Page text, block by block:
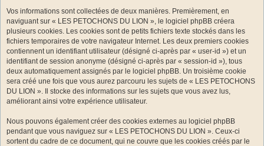
Vos informations sont collectées de deux manières. Premièrement, en
naviguant sur « LES PETOCHONS DU LION », le logiciel phpBB créera
plusieurs cookies. Les cookies sont de petits fichiers texte stockés dans les
fichiers temporaires de votre navigateur Internet. Les deux premiers cookies
contiennent un identifiant utilisateur (désigné ci-après par « user-id ») et un
identifiant de session anonyme (désigné ci-après par « session-id »), tous
deux automatiquement assignés par le logiciel phpBB. Un troisième cookie
sera créé une fois que vous aurez parcouru les sujets de « LES PETOCHONS
DU LION ». Il stocke des informations sur les sujets que vous avez lus,
améliorant ainsi votre expérience utilisateur.
Nous pouvons également créer des cookies externes au logiciel phpBB
pendant que vous naviguez sur « LES PETOCHONS DU LION ». Ceux-ci
sortent du cadre de ce document, qui ne couvre que les cookies créés par le